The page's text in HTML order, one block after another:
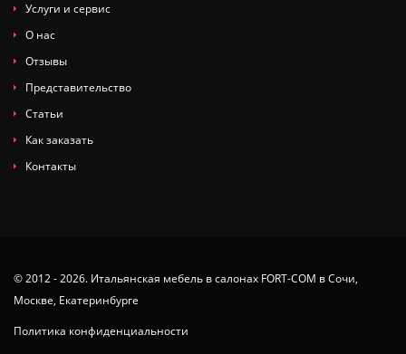
Услуги и сервис
О нас
Отзывы
Представительство
Статьи
Как заказать
Контакты
© 2012 - 2026. Итальянская мебель в салонах FORT-COM в Сочи,
Москве, Екатеринбурге
Политика конфиденциальности